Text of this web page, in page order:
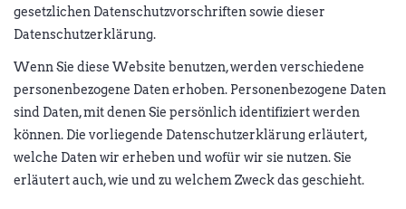
gesetzlichen Datenschutzvorschriften sowie dieser
Datenschutzerklärung.
Wenn Sie diese Website benutzen, werden verschiedene
personenbezogene Daten erhoben. Personenbezogene Daten
sind Daten, mit denen Sie persönlich identifiziert werden
können. Die vorliegende Datenschutzerklärung erläutert,
welche Daten wir erheben und wofür wir sie nutzen. Sie
erläutert auch, wie und zu welchem Zweck das geschieht.